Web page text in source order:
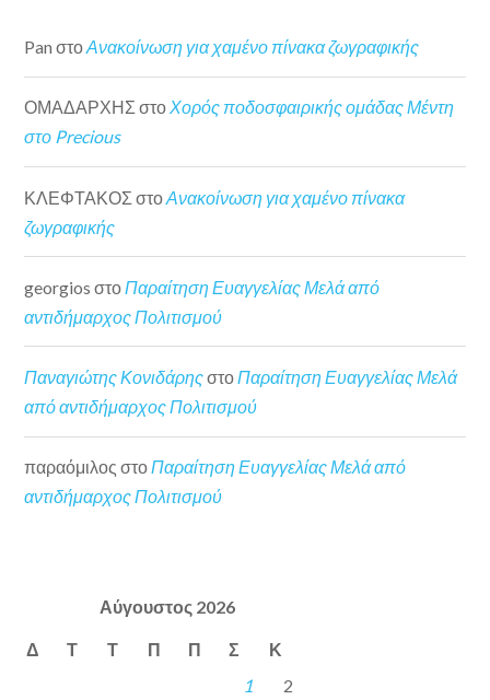
Pan στοΑνακοίνωση για χαμένο πίνακα ζωγραφικής
ΟΜΑΔΑΡΧΗΣ στοΧορός ποδοσφαιρικής ομάδας Μέντη
στο Precious
ΚΛΕΦΤΑΚΟΣ στοΑνακοίνωση για χαμένο πίνακα
ζωγραφικής
georgios στοΠαραίτηση Ευαγγελίας Μελά από
αντιδήμαρχος Πολιτισμού
Παναγιώτης ΚονιδάρηςστοΠαραίτηση Ευαγγελίας Μελά
από αντιδήμαρχος Πολιτισμού
παραόμιλος στοΠαραίτηση Ευαγγελίας Μελά από
αντιδήμαρχος Πολιτισμού
Αύγουστος 2026
Δ Τ Τ Π Π Σ Κ
1
2